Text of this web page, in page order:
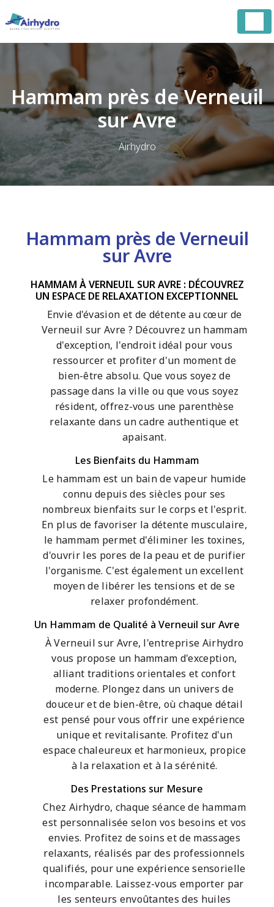
Hammam près de Verneuil
sur Avre
Airhydro
Hammam près de Verneuil
sur Avre
HAMMAM À VERNEUIL SUR AVRE : DÉCOUVREZ
UN ESPACE DE RELAXATION EXCEPTIONNEL
Envie d'évasion et de détente au cœur de
Verneuil sur Avre ? Découvrez un hammam
d'exception, l'endroit idéal pour vous
ressourcer et profiter d'un moment de
bien-être absolu. Que vous soyez de
passage dans la ville ou que vous soyez
résident, offrez-vous une parenthèse
relaxante dans un cadre authentique et
apaisant.
Les Bienfaits du Hammam
Le hammam est un bain de vapeur humide
connu depuis des siècles pour ses
nombreux bienfaits sur le corps et l'esprit.
En plus de favoriser la détente musculaire,
le hammam permet d'éliminer les toxines,
d'ouvrir les pores de la peau et de purifier
l'organisme. C'est également un excellent
moyen de libérer les tensions et de se
relaxer profondément.
Un Hammam de Qualité à Verneuil sur Avre
À Verneuil sur Avre, l'entreprise Airhydro
vous propose un hammam d'exception,
alliant traditions orientales et confort
moderne. Plongez dans un univers de
douceur et de bien-être, où chaque détail
est pensé pour vous offrir une expérience
unique et revitalisante. Profitez d'un
espace chaleureux et harmonieux, propice
à la relaxation et à la sérénité.
Des Prestations sur Mesure
Chez Airhydro, chaque séance de hammam
est personnalisée selon vos besoins et vos
envies. Profitez de soins et de massages
relaxants, réalisés par des professionnels
qualifiés, pour une expérience sensorielle
incomparable. Laissez-vous emporter par
les senteurs envoûtantes des huiles